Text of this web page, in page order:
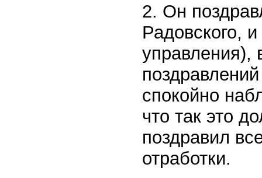
2. Он
Радовского,
управления),
спокойно
что так это
поздравил
отработки.